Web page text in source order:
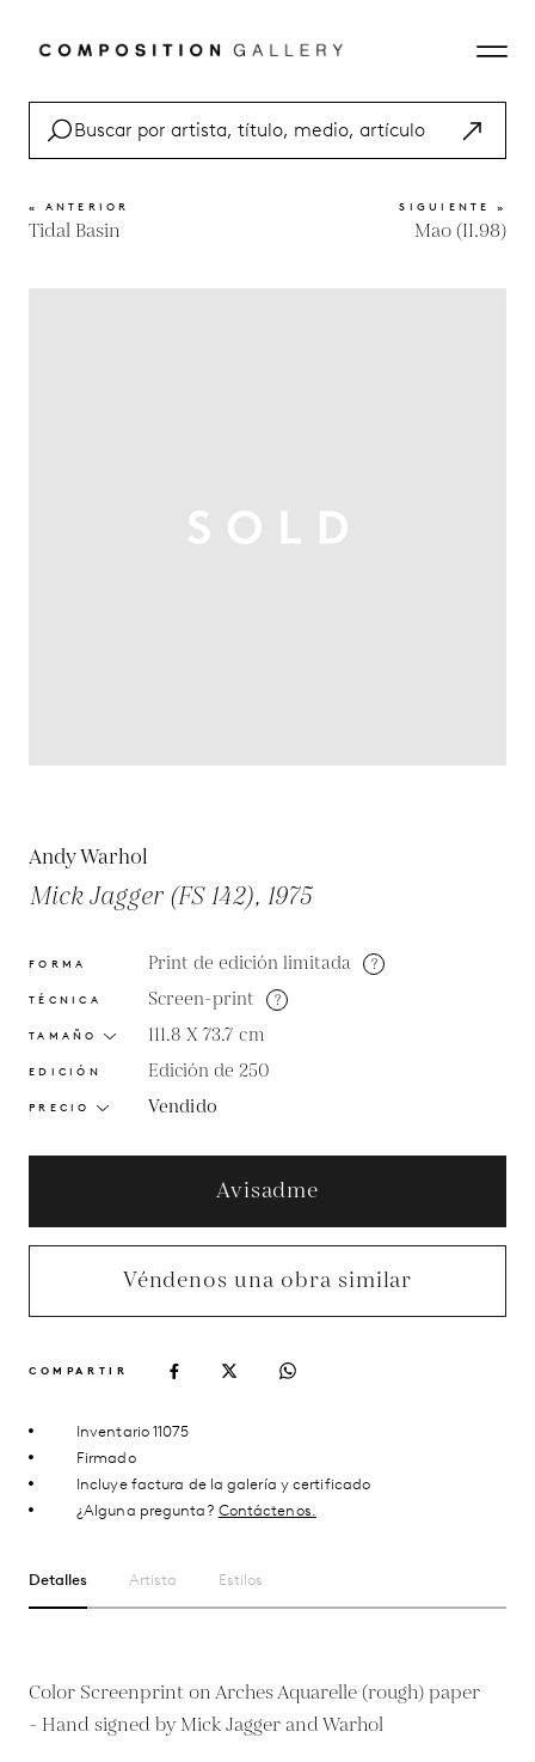
« ANTERIOR
Tidal Basin
SIGUIENTE »
Mao (II.98)
Andy Warhol
Mick Jagger (FS 142), 1975
FORMA Print de edición limitada ?
TÉCNICA Screen-print ?
TAMAÑO 111.8 X 73.7 cm
EDICIÓN Edición de 250
PRECIO Vendido
Avisadme
Véndenos una obra similar
COMPARTIR
Inventario 11075
Firmado
Incluye factura de la galería y certificado
¿Alguna pregunta? Contáctenos.
Detalles Artista Estilos
Color Screenprint on Arches Aquarelle (rough) paper
- Hand signed by Mick Jagger and Warhol